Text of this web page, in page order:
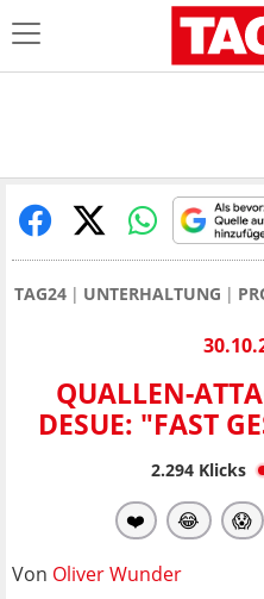
TAG24 UNTERHALTUNG
QUALLEN-
DESUE: "FAST
2.294Klicks
❤️ 😂 😱
Von Oliver Wunder